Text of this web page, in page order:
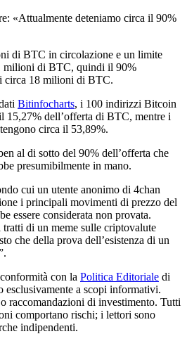
«Attualmente deteniamo circa il 90%
di BTC in circolazione e un limite
milioni di BTC, quindi il 90%
circa 18 milioni di BTC.
Bitinfocharts, i 100 indirizzi Bitcoin
15,27% dell’offerta di BTC, mentre i
circa il 53,89%.
al di sotto del 90% dell’offerta che
presumibilmente in mano.
cui un utente anonimo di 4chan
i principali movimenti di prezzo del
essere considerata non provata.
di un meme sulle criptovalute
che della prova dell’esistenza di un
con la Politica Editoriale di
esclusivamente a scopi informativi.
raccomandazioni di investimento. Tutti
comportano rischi; i lettori sono
indipendenti.